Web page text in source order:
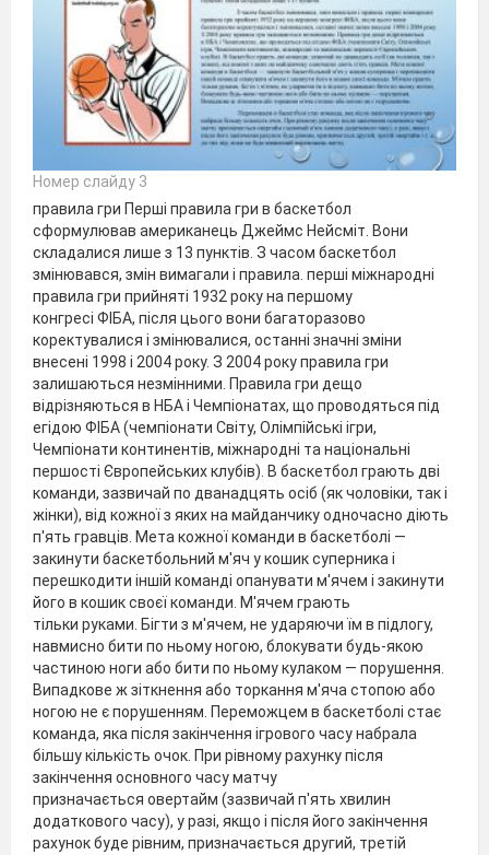
Номер слайду 3
правила гри Перші правила гри в баскетбол
сформулював американець Джеймс Нейсміт. Вони
складалися лише з 13 пунктів. З часом баскетбол
змінювався, змін вимагали і правила. перші міжнародні
правила гри прийняті 1932 року на першому
конгресі ФІБА, після цього вони багаторазово
коректувалися і змінювалися, останні значні зміни
внесені 1998 і 2004 року. З 2004 року правила гри
залишаються незмінними. Правила гри дещо
відрізняються в НБА і Чемпіонатах, що проводяться під
егідою ФІБА (чемпіонати Світу, Олімпійські ігри,
Чемпіонати континентів, міжнародні та національні
першості Європейських клубів). В баскетбол грають дві
команди, зазвичай по дванадцять осіб (як чоловіки, так і
жінки), від кожної з яких на майданчику одночасно діють
п'ять гравців. Мета кожної команди в баскетболі —
закинути баскетбольний м'яч у кошик суперника і
перешкодити іншій команді опанувати м'ячем і закинути
його в кошик своєї команди. М'ячем грають
тільки руками. Бігти з м'ячем, не ударяючи їм в підлогу,
навмисно бити по ньому ногою, блокувати будь-якою
частиною ноги або бити по ньому кулаком — ​​порушення.
Випадкове ж зіткнення або торкання м'яча стопою або
ногою не є порушенням. Переможцем в баскетболі стає
команда, яка після закінчення ігрового часу набрала
більшу кількість очок. При рівному рахунку після
закінчення основного часу матчу
призначається овертайм (зазвичай п'ять хвилин
додаткового часу), у разі, якщо і після його закінчення
рахунок буде рівним, призначається другий, третій